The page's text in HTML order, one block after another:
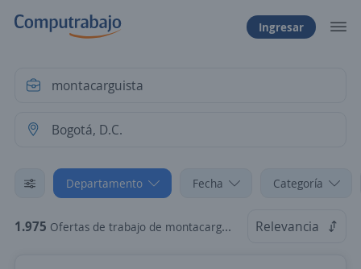
Ingresar
Departamento Fecha Categoría
1.975 Ofertas de trabajo de montacarguista en Bogotá, D.C., Bogotá, D.C. Relevancia